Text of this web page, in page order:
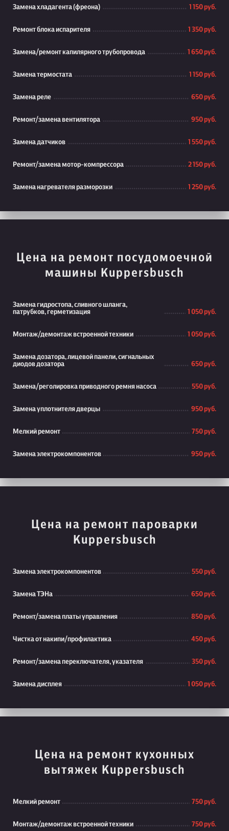
Замена хладагента (фреона) 1 150 руб.
Ремонт блока испарителя 1 350 руб.
Замена/ремонт капилярного трубопровода 1 650 руб.
Замена термостата 1 150 руб.
Замена реле 650 руб.
Ремонт/замена вентилятора 950 руб.
Замена датчиков 1 550 руб.
Ремонт/замена мотор-компрессора 2 150 руб.
Замена нагревателя разморозки 1 250 руб.
Цена на ремонт посудомоечной
машины Kuppersbusch
Замена гидростопа, сливного шланга,
патрубков, герметизация
1 050 руб.
Монтаж/демонтаж встроенной техники 1 050 руб.
Замена дозатора, лицевой панели, сигнальных
диодов дозатора
650 руб.
Замена/реголировка приводного ремня насоса 550 руб.
Замена уплотнителя дверцы 950 руб.
Мелкий ремонт 750 руб.
Замена электрокомпонентов 950 руб.
Цена на ремонт пароварки
Kuppersbusch
Замена электрокомпонентов 550 руб.
Замена ТЭНа 650 руб.
Ремонт/замена платы управления 850 руб.
Чистка от накипи/профилактика 450 руб.
Ремонт/замена переключателя, указателя 350 руб.
Замена дисплея 1 050 руб.
Цена на ремонт кухонных
вытяжек Kuppersbusch
Мелкий ремонт 750 руб.
Монтаж/демонтаж встроенной техники 750 руб.